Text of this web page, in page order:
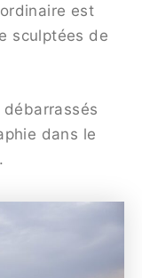
est
sculptées de
débarrassés
dans le